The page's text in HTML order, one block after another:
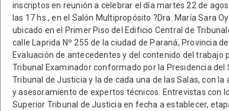
inscriptos en reunión a celebrar el día martes 22 de
las 17 hs., en el Salón Multipropósito ?Dra. María Sara
ubicado en el Primer Piso del Edificio Central de
calle Laprida Nº 255 de la ciudad de Paraná, Provincia de
Evaluación de antecedentes y del contenido del trabajo
Tribunal Examinador conformado por la Presidencia del
Tribunal de Justicia y la de cada una de las Salas, con la
y asesoramiento de expertos técnicos. Entrevistas con
Superior Tribunal de Justicia en fecha a establecer,